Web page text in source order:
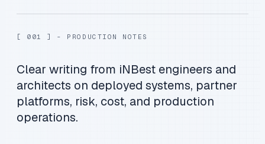
[ 001 ] - PRODUCTION NOTES
Clear writing from iNBest engineers and
architects on deployed systems, partner
platforms, risk, cost, and production
operations.